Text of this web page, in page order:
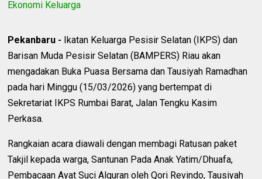
Ekonomi Keluarga
Pekanbaru - Ikatan Keluarga Pesisir Selatan (IKPS) dan
Barisan Muda Pesisir Selatan (BAMPERS) Riau akan
mengadakan Buka Puasa Bersama dan Tausiyah Ramadhan
pada hari Minggu (15/03/2026) yang bertempat di
Sekretariat IKPS Rumbai Barat, Jalan Tengku Kasim
Perkasa.
Rangkaian acara diawali dengan membagi Ratusan paket
Takjil kepada warga, Santunan Pada Anak Yatim/Dhuafa,
Pembacaan Ayat Suci Alquran oleh Qori Revindo, Tausiyah